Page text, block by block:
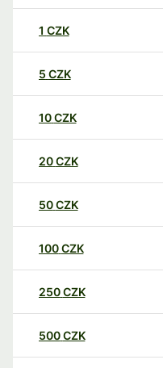
1 CZK
5 CZK
10CZK
20CZK
50CZK
100CZK
250CZK
500CZK